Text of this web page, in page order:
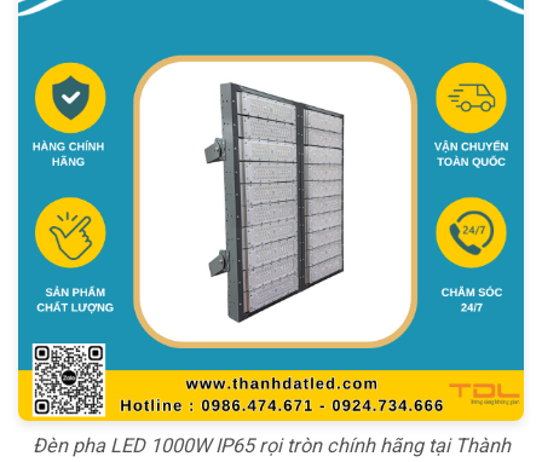
Đèn pha LED 1000W IP65 rọi tròn chính hãng tại Thành